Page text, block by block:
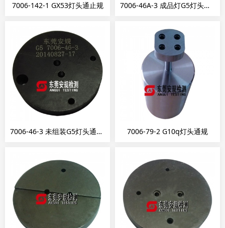
7006-142-1 GX53灯头通止规 7006-46A-3 成品灯G5灯头通规
7006-46-3 未组装G5灯头通止规 7006-79-2 G10q灯头通规